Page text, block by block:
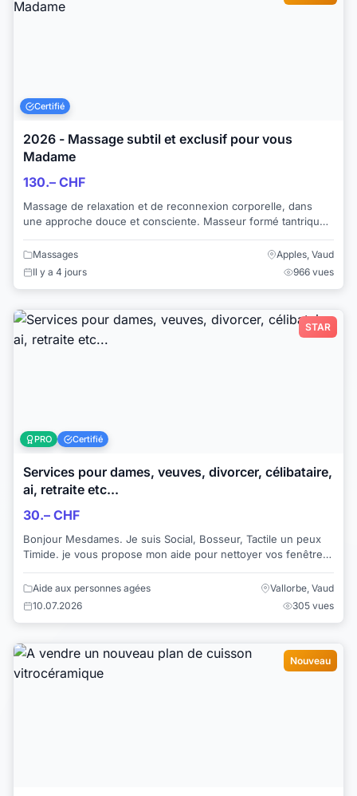
Certifié
2026 - Massage subtil et exclusif pour vous
Madame
130.– CHF
Massage de relaxation et de reconnexion corporelle, dans
une approche douce et consciente. Masseur formé tantrique,
Massages
Apples, Vaud
Il y a 4 jours
966 vues
STAR
PRO Certifié
Services pour dames, veuves, divorcer, célibataire,
ai, retraite etc...
30.– CHF
Bonjour Mesdames. Je suis Social, Bosseur, Tactile un peux
Timide. je vous propose mon aide pour nettoyer vos fenêtres,
baie vitrée, velux, balc...
Aide aux personnes agées
Vallorbe, Vaud
10.07.2026
305 vues
Nouveau